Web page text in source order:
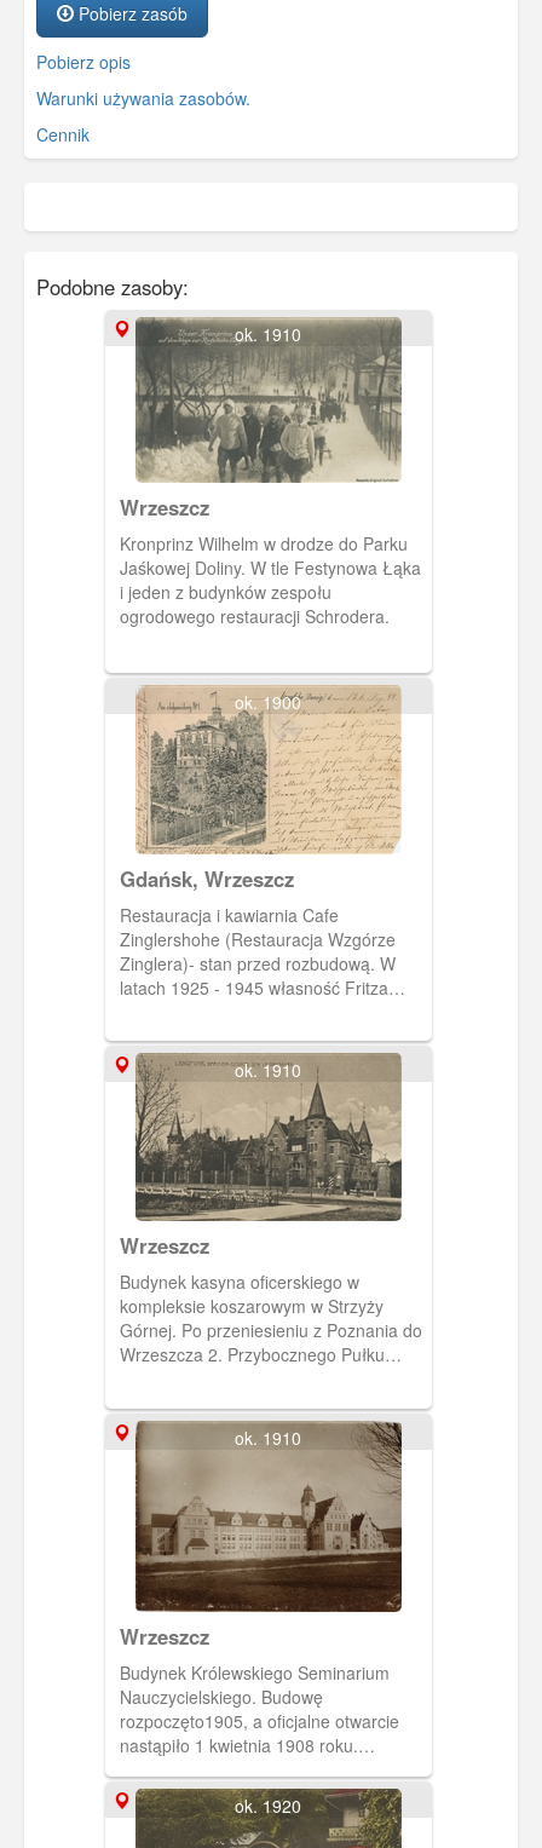
Pobierz zasób
Pobierz opis
Warunki używania zasobów.
Cennik
Podobne zasoby:
ok. 1910
Wrzeszcz
Kronprinz Wilhelm w drodze do Parku
Jaśkowej Doliny. W tle Festynowa Łąka
i jeden z budynków zespołu
ogrodowego restauracji Schrodera.
ok. 1900
Gdańsk, Wrzeszcz
Restauracja i kawiarnia Cafe
Zinglershohe (Restauracja Wzgórze
Zinglera)- stan przed rozbudową. W
latach 1925 - 1945 własność Fritza
konsulat honorowy Republiki
Dominikany w Gdańsku. Willa istnieje
do dnia dzisiejszego.
ok. 1910
Wrzeszcz
Budynek kasyna oficerskiego w
kompleksie koszarowym w Strzyży
Górnej. Po przeniesieniu z Poznania do
Wrzeszcza 2. Przybocznego Pułku
dodatkowe skrzydło, będące jego
lustrzanym odbiciem. Obie części
spojono łącznikiem w którym mieściła
się sala bankietowa. Nowe kasyno
uroczyście otwarto 14 września 1901
roku.
ok. 1910
Wrzeszcz
Budynek Królewskiego Seminarium
Nauczycielskiego. Budowę
rozpoczęto1905, a oficjalne otwarcie
nastąpiło 1 kwietnia 1908 roku.
ok. 1920